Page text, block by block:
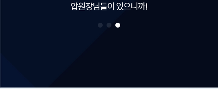
압구성되니까!